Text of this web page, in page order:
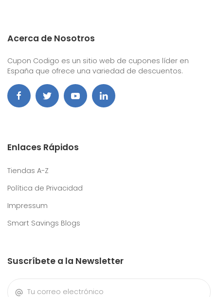
Acerca de Nosotros
Cupon Codigo es un sitio web de cupones líder en
España que ofrece una variedad de descuentos.
Enlaces Rápidos
Tiendas A-Z
Política de Privacidad
Impressum
Smart Savings Blogs
Suscríbete a la Newsletter